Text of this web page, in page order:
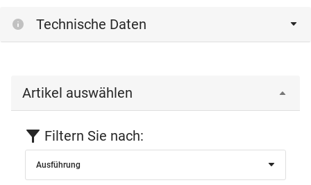
Technische Daten
Artikel auswählen
Filtern Sie nach:
Ausführung